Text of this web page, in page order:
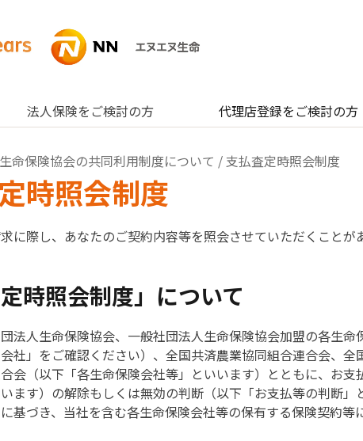
法人保険をご検討の方 代理店登録をご検討の方
生命保険協会の共同利用制度について / 支払査定時照会制度
時照会制度
に際し、あなたのご契約内容等を照会させていただくことが
定時照会制度」について
法人生命保険協会、一般社団法人生命保険協会加盟の各生命
社」をご確認ください）、全国共済農業協同組合連合会、
会（以下「各生命保険会社等」といいます）とともに、お
ます）の解除もしくは無効の判断（以下「お支払等の判断
基づき、当社を含む各生命保険会社等の保有する保険契約